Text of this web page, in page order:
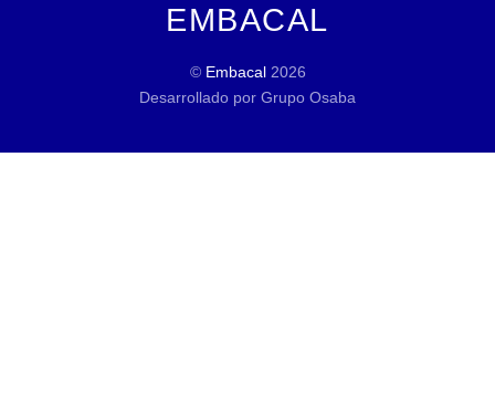
EMBACAL
© Embacal2026
Desarrollado por Grupo Osaba